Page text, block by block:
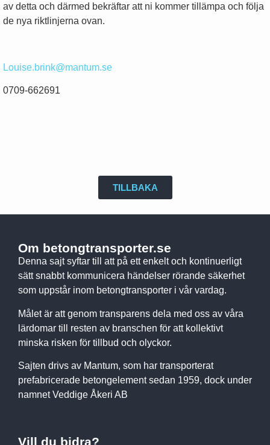
av detta och därmed bekräftar att ni kommer tillämpa och följa
de nya riktlinjerna ovan.
Louise.brink@mantum.se
0709-662691
TILLBAKA
Vill du bidra?
Om betongtransporter.se
Denna sajt syftar till att på ett enkelt och kontinuerligt
sätt snabbt kommunicera händelser rörande säkerhet
som uppstår inom betongtransporter i vår vardag.
Målet är att genom transparens dela med oss av våra
lärdomar till resten av branschen för att kollektivt
minska risken för tillbud och olyckor.
Sajten drivs av Mantum, som har transporterat
prefabricerade betongelement sedan 1959, dock under
namnet Veddige Åkeri AB